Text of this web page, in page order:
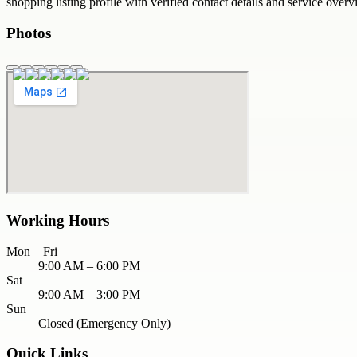
Photos
Working Hours
Mon – Fri
9:00 AM – 6:00 PM
Sat
9:00 AM – 3:00 PM
Sun
Closed (Emergency Only)